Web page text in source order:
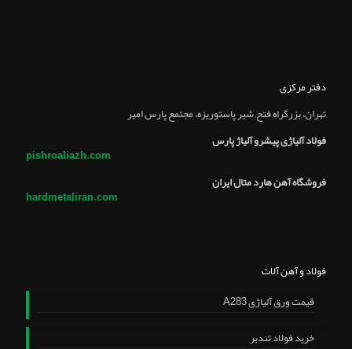
دفتر مرکزی
تهران، بزرگراه فتح, شير پاستوريزه، مجتمع پارس امير
فولاد آلیاژی پیشرو آلیاژ پارس
pishroaliazh.com
فروشگاه آهن هارد متال ایران
hardmetaliran.com
فولاد و آهن آلات
قیمت ورق آلیاژی A283
خرید فولاد تندبر